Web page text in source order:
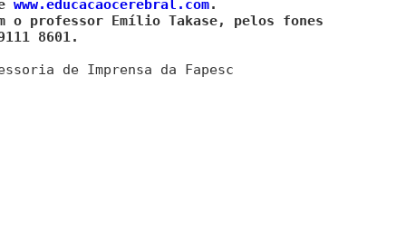
www.educacaocerebral.com.
o professor Emílio Takase, pelos fones
8601.
de Imprensa da Fapesc